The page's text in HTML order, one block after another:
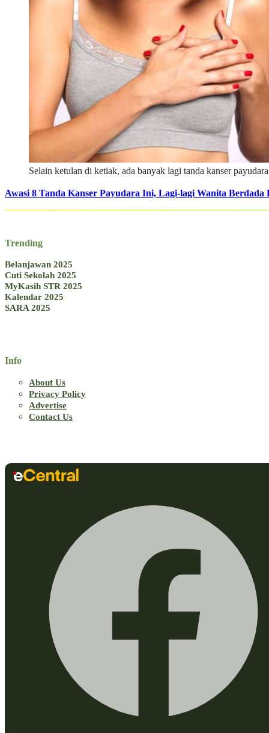
Selain ketulan di ketiak, ada banyak lagi tanda kanser
Awasi 8 Tanda Kanser Payudara Ini, Lagi-lagi Wanita Berdada
Trending
Belanjawan 2025
Cuti Sekolah 2025
MyKasih STR 2025
Kalendar 2025
SARA 2025
Info
About Us
Privacy Policy
Advertise
Contact Us